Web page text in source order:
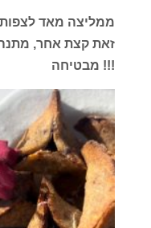
ממליצה מאד לצפות
זאת קצת אחר,
!!! מבטיחה